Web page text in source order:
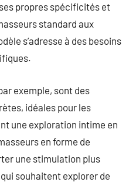
propres spécificités et
standard aux
s’adresse à des besoins
exemple, sont des
idéales pour les
une exploration intime en
en forme de
une stimulation plus
souhaitent explorer de